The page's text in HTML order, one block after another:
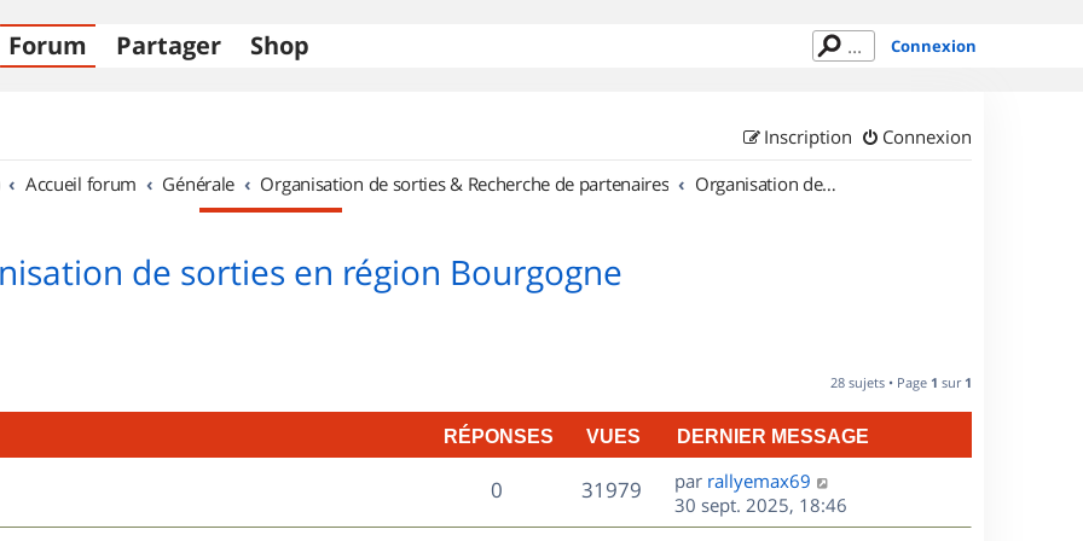
Forum Partager Shop Connexion
Connexion
Inscription
Accueil forum Générale Organisation de sorties & Recherche de partenaires Organisation de sorties en région Bourgogne
de sorties en région Bourgogne
28 sujets • Page 1 sur 1
RÉPONSES VUES DERNIER MESSAGE
0R
é
31979V
u
D
e
r
par rallyemax69
30 sept. 2025, 18:46